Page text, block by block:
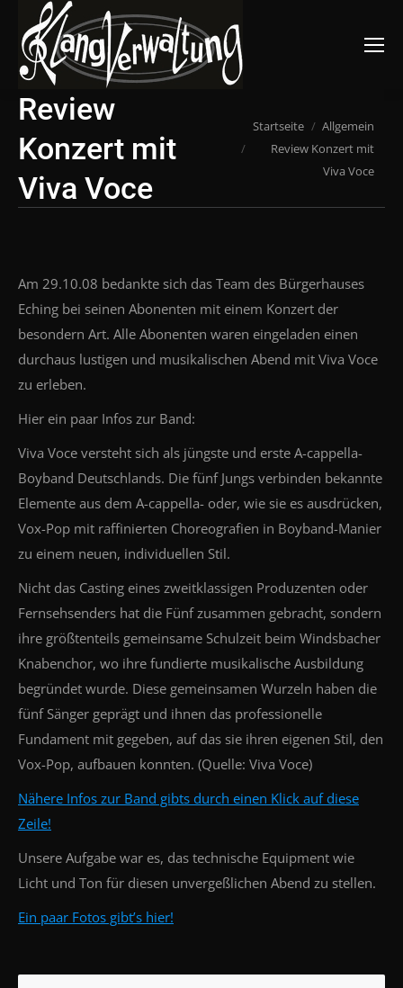
Suchen:
Review
Konzert mit
Viva Voce
Du bist hier:
Startseite
Allgemein
Review Konzert mit
Viva Voce
Am 29.10.08 bedankte sich das Team des Bürgerhauses
Eching bei seinen Abonenten mit einem Konzert der
besondern Art. Alle Abonenten waren eingeladen einen
durchaus lustigen und musikalischen Abend mit Viva Voce
zu erleben.
Hier ein paar Infos zur Band:
Viva Voce versteht sich als jüngste und erste A-cappella-
Boyband Deutschlands. Die fünf Jungs verbinden bekannte
Elemente aus dem A-cappella- oder, wie sie es ausdrücken,
Vox-Pop mit raffinierten Choreografien in Boyband-Manier
zu einem neuen, individuellen Stil.
Nicht das Casting eines zweitklassigen Produzenten oder
Fernsehsenders hat die Fünf zusammen gebracht, sondern
ihre größtenteils gemeinsame Schulzeit beim Windsbacher
Knabenchor, wo ihre fundierte musikalische Ausbildung
begründet wurde. Diese gemeinsamen Wurzeln haben die
fünf Sänger geprägt und ihnen das professionelle
Fundament mit gegeben, auf das sie ihren eigenen Stil, den
Vox-Pop, aufbauen konnten. (Quelle: Viva Voce)
Nähere Infos zur Band gibts durch einen Klick auf diese
Zeile!
Unsere Aufgabe war es, das technische Equipment wie
Licht und Ton für diesen unvergeßlichen Abend zu stellen.
Ein paar Fotos gibt’s hier!